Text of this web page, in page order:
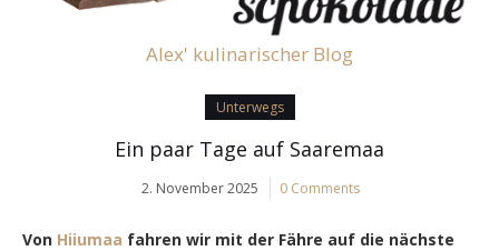
Alex' kulinarischer Blog
Unterwegs
Ein paar Tage auf Saaremaa
2. November 2025 0 Comments
Von Hiiumaa fahren wir mit der Fähre auf die nächste